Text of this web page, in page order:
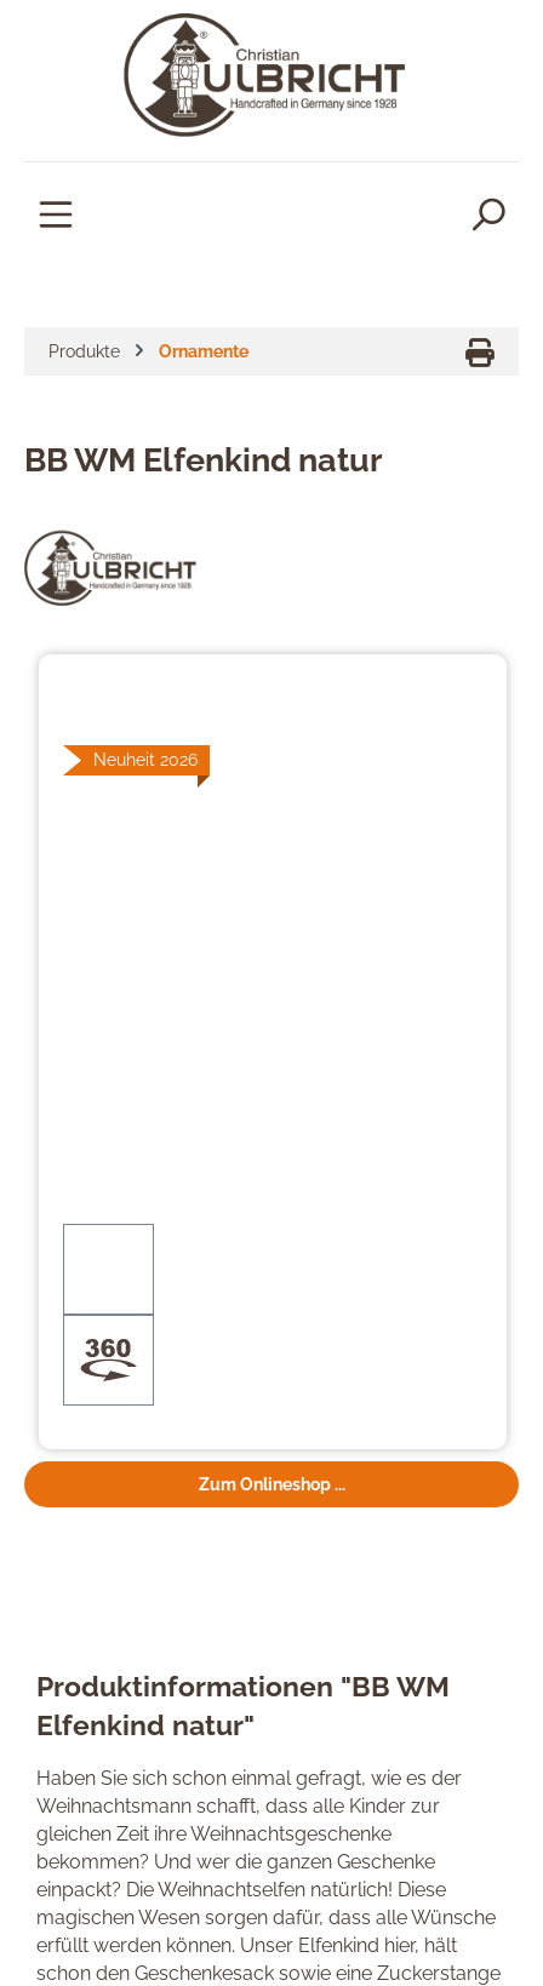
Produkte Ornamente
BB WM Elfenkind natur
Neuheit 2026
Zum Onlineshop ...
Produktinformationen "BB WM
Elfenkind natur"
Haben Sie sich schon einmal gefragt, wie es der
Weihnachtsmann schafft, dass alle Kinder zur
gleichen Zeit ihre Weihnachtsgeschenke
bekommen? Und wer die ganzen Geschenke
einpackt? Die Weihnachtselfen natürlich! Diese
magischen Wesen sorgen dafür, dass alle Wünsche
erfüllt werden können. Unser Elfenkind hier, hält
schon den Geschenkesack sowie eine Zuckerstange